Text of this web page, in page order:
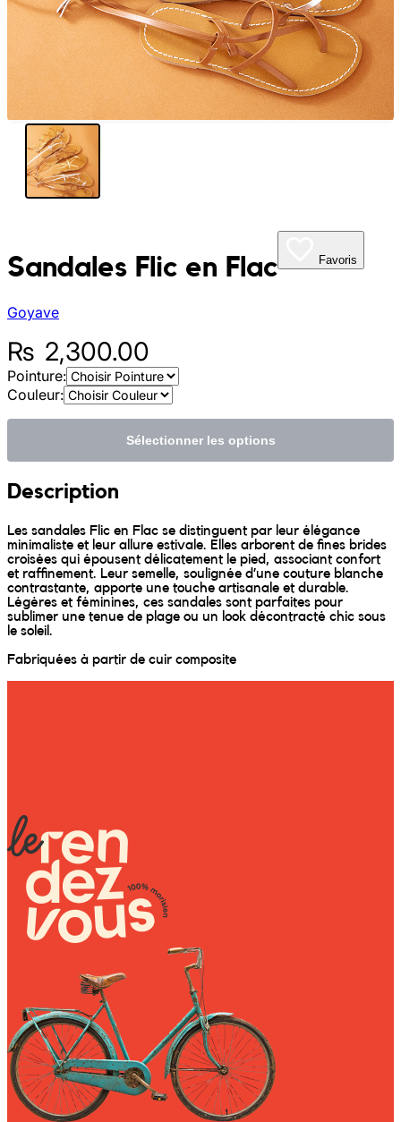
Sandales Flic en Flac
Goyave
Favoris
₨ 2,300.00
Pointure:
Couleur:
Sélectionner les options
Description
Les sandales Flic en Flac se distinguent par leur élégance
minimaliste et leur allure estivale. Elles arborent de fines brides
croisées qui épousent délicatement le pied, associant confort
et raffinement. Leur semelle, soulignée d’une couture blanche
contrastante, apporte une touche artisanale et durable.
Légères et féminines, ces sandales sont parfaites pour
sublimer une tenue de plage ou un look décontracté chic sous
le soleil.
Fabriquées à partir de cuir composite
My Tea Box
NaturaBaie
Nature Artizan
Oopsie Daisy
Pigment It Pottery
Sesame Moris
The Kreol Republic
The Little Big People
The Octopus
Timimi
Zimaz Kreol
ZOLA by Estelle
Les Inédites